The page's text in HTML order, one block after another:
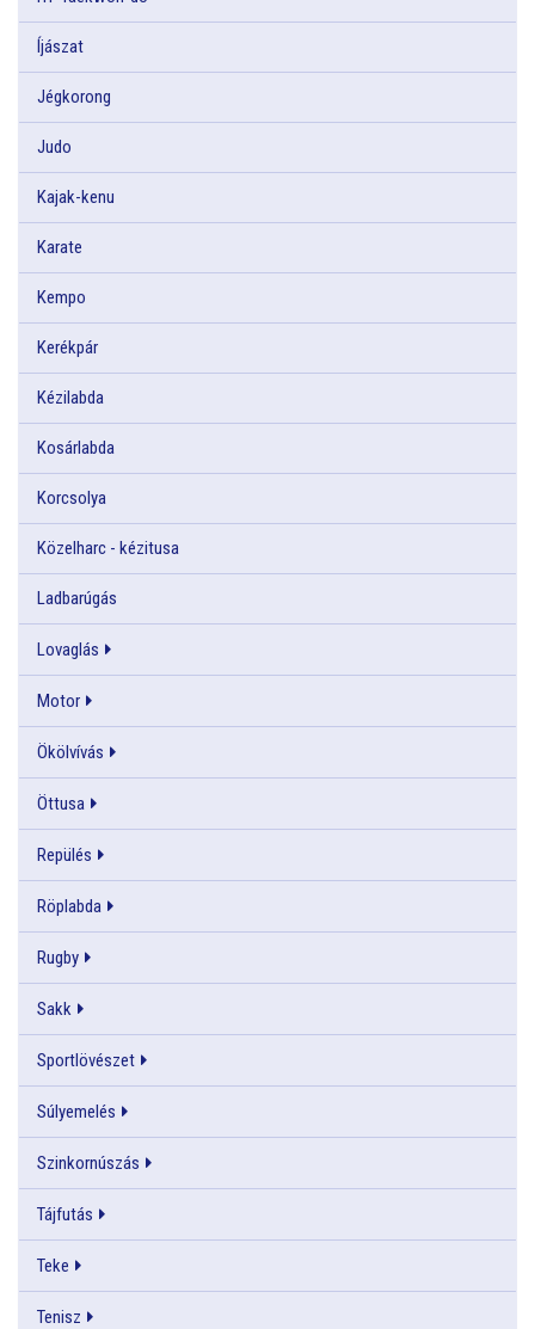
Íjászat
Jégkorong
Judo
Kajak-kenu
Karate
Kempo
Kerékpár
Kézilabda
Kosárlabda
Korcsolya
Közelharc - kézitusa
Ladbarúgás
Lovaglás
Motor
Ökölvívás
Öttusa
Repülés
Röplabda
Rugby
Sakk
Sportlövészet
Súlyemelés
Szinkornúszás
Tájfutás
Teke
Tenisz